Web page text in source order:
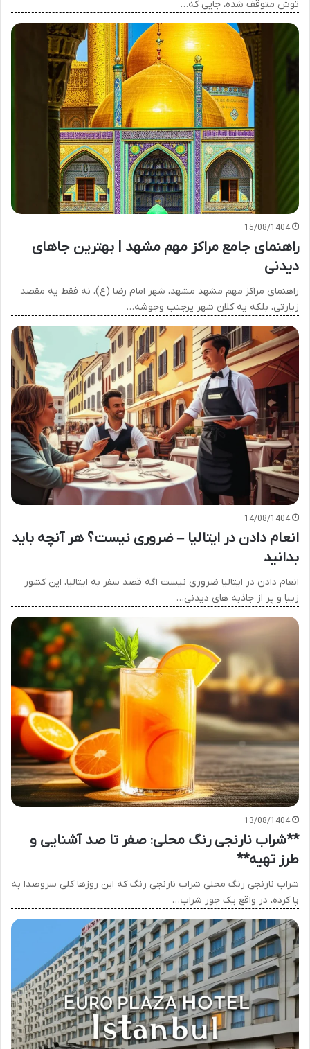
توش متوقف شده، جایی که…
15/08/1404
راهنمای جامع مراکز مهم مشهد | بهترین جاهای
دیدنی
راهنمای مراکز مهم مشهد مشهد، شهر امام رضا (ع)، نه فقط یه مقصد
زیارتی، بلکه یه کلان شهر پرجنب وجوشه…
14/08/1404
انعام دادن در ایتالیا – ضروری نیست؟ هر آنچه باید
بدانید
انعام دادن در ایتالیا ضروری نیست اگه قصد سفر به ایتالیا، این کشور
زیبا و پر از جاذبه های دیدنی…
13/08/1404
**شراب نارنجی رنگ محلی: صفر تا صد آشنایی و
طرز تهیه**
شراب نارنجی رنگ محلی شراب نارنجی رنگ که این روزها کلی سروصدا به
پا کرده، در واقع یک جور شراب…